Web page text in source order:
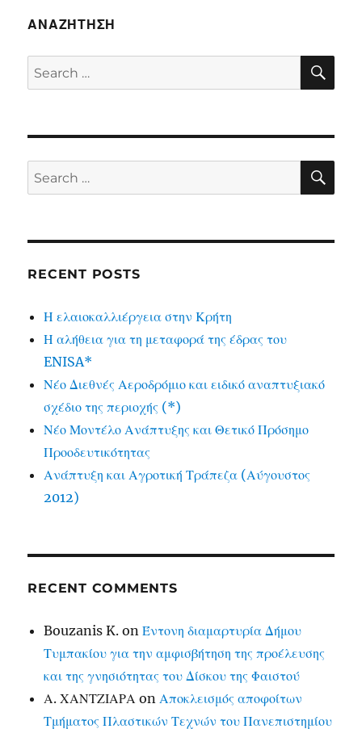
ΑΝΑΖΉΤΗΣΗ
Search
for:
Search
for:
RECENT POSTS
Η ελαιοκαλλιέργεια στην Κρήτη
Η αλήθεια για τη μεταφορά της έδρας του
ENISA*
Νέο Διεθνές Αεροδρόμιο και ειδικό αναπτυξιακό
σχέδιο της περιοχής (*)
Νέο Μοντέλο Ανάπτυξης και Θετικό Πρόσημο
Προοδευτικότητας
Ανάπτυξη και Αγροτική Τράπεζα (Αύγουστος
2012)
RECENT COMMENTS
Bouzanis K. onΈντονη διαμαρτυρία Δήμου
Τυμπακίου για την αμφισβήτηση της προέλευσης
και της γνησιότητας του Δίσκου της Φαιστού
Α. ΧΑΝΤΖΙΑΡΑ onΑποκλεισμός αποφοίτων
Τμήματος Πλαστικών Τεχνών του Πανεπιστημίου